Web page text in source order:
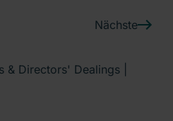
AG
Nächste
& Directors' Dealings |